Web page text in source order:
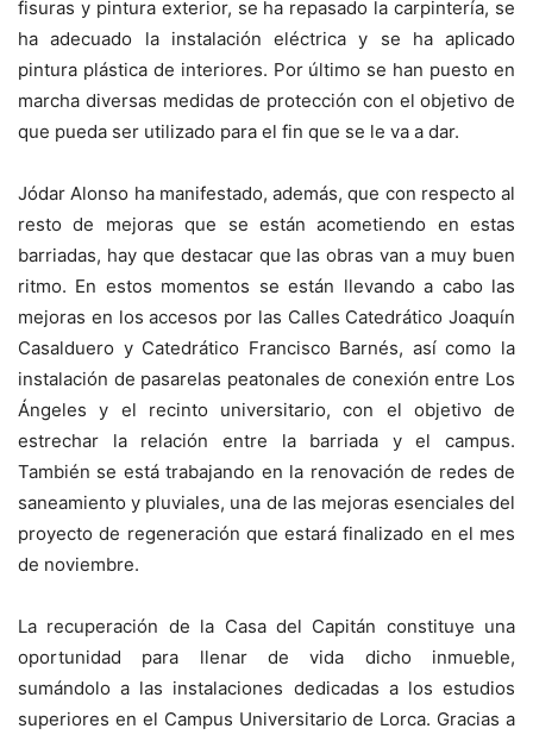
fisuras y pintura exterior, se ha repasado la carpintería, se
ha adecuado la instalación eléctrica y se ha aplicado
pintura plástica de interiores. Por último se han puesto en
marcha diversas medidas de protección con el objetivo de
que pueda ser utilizado para el fin que se le va a dar.
Jódar Alonso ha manifestado, además, que con respecto al
resto de mejoras que se están acometiendo en estas
barriadas, hay que destacar que las obras van a muy buen
ritmo. En estos momentos se están llevando a cabo las
mejoras en los accesos por las Calles Catedrático Joaquín
Casalduero y Catedrático Francisco Barnés, así como la
instalación de pasarelas peatonales de conexión entre Los
Ángeles y el recinto universitario, con el objetivo de
estrechar la relación entre la barriada y el campus.
También se está trabajando en la renovación de redes de
saneamiento y pluviales, una de las mejoras esenciales del
proyecto de regeneración que estará finalizado en el mes
de noviembre.
La recuperación de la Casa del Capitán constituye una
oportunidad para llenar de vida dicho inmueble,
sumándolo a las instalaciones dedicadas a los estudios
superiores en el Campus Universitario de Lorca. Gracias a